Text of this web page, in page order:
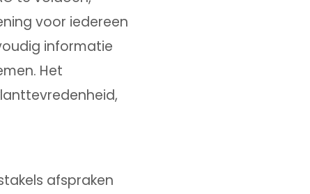
voor iedereen
informatie
Het
afspraken